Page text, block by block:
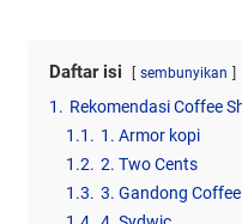
Daftar isi sembunyikan
1. Rekomendasi Coffee
1.1. 1. Armor kopi
1.2. 2. Two Cents
1.3. 3. Gandong Coffee